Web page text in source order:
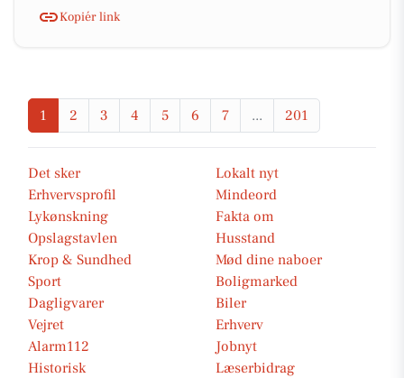
Kopiér link
1 2 3 4 5 6 7 ... 201
Det sker
Lokalt nyt
Erhvervsprofil
Mindeord
Lykønskning
Fakta om
Opslagstavlen
Husstand
Krop & Sundhed
Mød dine naboer
Sport
Boligmarked
Dagligvarer
Biler
Vejret
Erhverv
Alarm112
Jobnyt
Historisk
Læserbidrag